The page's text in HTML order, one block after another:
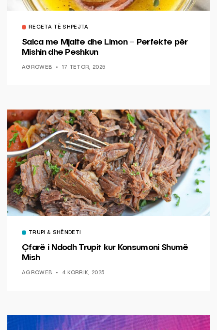
RECETA TË SHPEJTA
Salca me Mjalte dhe Limon – Perfekte për
Mishin dhe Peshkun
AGROWEB 17 TETOR, 2025
TRUPI & SHËNDETI
Çfarë i Ndodh Trupit kur Konsumoni Shumë
Mish
AGROWEB 4 KORRIK, 2025